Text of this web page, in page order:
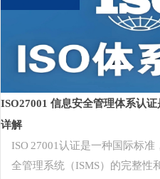
ISO27001 信息安全管理体系认
详解
ISO 27001认证​是一种国际标
全管理系统（ISMS）的完整性